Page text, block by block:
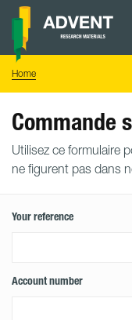
Skip
content
Advent
Home
Commande
Utilisez ce formulaire
ne figurent pas dans
Your reference
Account number